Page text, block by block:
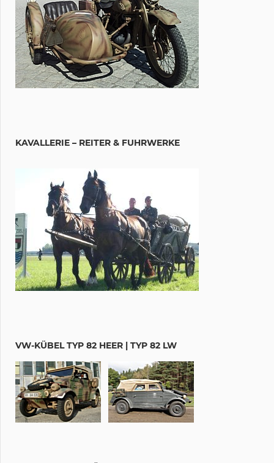
KAVALLERIE – REITER & FUHRWERKE
VW-KÜBEL TYP 82 HEER | TYP 82 LW